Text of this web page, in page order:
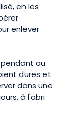
en les
enlever
pendant au
dures et
dans une
à l'abri